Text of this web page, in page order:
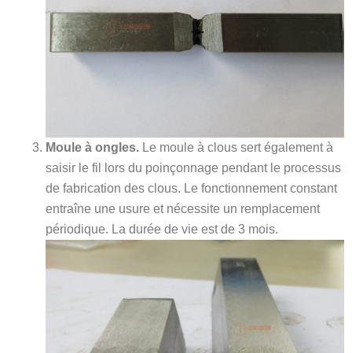
Moule à ongles. Le moule à clous sert également à
saisir le fil lors du poinçonnage pendant le processus
de fabrication des clous. Le fonctionnement constant
entraîne une usure et nécessite un remplacement
périodique. La durée de vie est de 3 mois.